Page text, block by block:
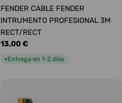
FENDER CABLE FENDER
INTRUMENTO PROFESIONAL 3M
RECT/RECT
Precio
13,00 €
●Entrega en 1-2 días